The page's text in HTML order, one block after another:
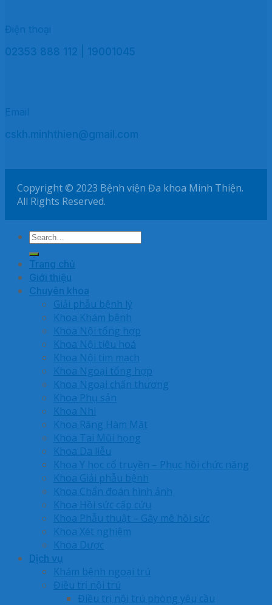
Điện thoại
02353 888 112 | 19001045
Email
cskh.minhthien@gmail.com
Copyright © 2023 Bệnh viện Đa khoa Minh Thiện.
All Rights Reserved.
Trang chủ
Giới thiệu
Chuyên khoa
Giải phẫu bệnh lý
Khoa Khám bệnh
Khoa Nội tổng hợp
Khoa Nội tiêu hoá
Khoa Nội tim mạch
Khoa Ngoại tổng hợp
Khoa Ngoại chấn thương
Khoa Phụ sản
Khoa Nhi
Khoa Răng Hàm Mặt
Khoa Tai Mũi họng
Khoa Da liễu
Khoa Y học cổ truyền – Phục hồi chức năng
Khoa Giải phẫu bệnh
Khoa Chẩn đoán hình ảnh
Khoa Hồi sức cấp cứu
Khoa Phẫu thuật – Gây mê hồi sức
Khoa Xét nghiệm
Khoa Dược
Dịch vụ
Khám bệnh ngoại trú
Điều trị nội trú
Điều trị nội trú phòng yêu cầu